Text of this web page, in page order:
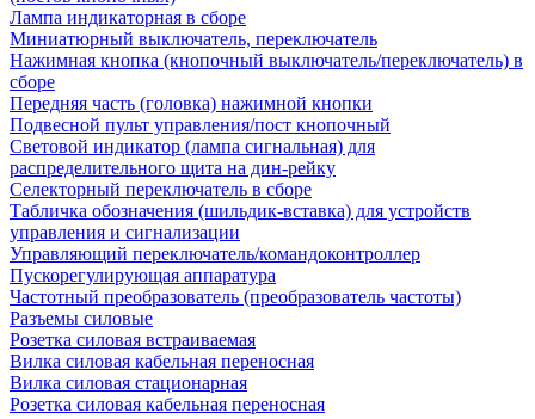
Лампа индикаторная в сборе
Миниатюрный выключатель, переключатель
Нажимная кнопка (кнопочный выключатель/переключатель) в
сборе
Передняя часть (головка) нажимной кнопки
Подвесной пульт управления/пост кнопочный
Световой индикатор (лампа сигнальная) для
распределительного щита на дин-рейку
Селекторный переключатель в сборе
Табличка обозначения (шильдик-вставка) для устройств
управления и сигнализации
Управляющий переключатель/командоконтроллер
Пускорегулирующая аппаратура
Частотный преобразователь (преобразователь частоты)
Разъемы силовые
Розетка силовая встраиваемая
Вилка силовая кабельная переносная
Вилка силовая стационарная
Розетка силовая кабельная переносная